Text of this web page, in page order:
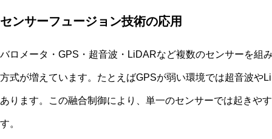
センサーフュージョン技術の応用
バロメータ・GPS・超音波・LiDARなど複数のセンサーを組
方式が増えています。たとえばGPSが弱い環境では超音波や
あります。この融合制御により、単一のセンサーでは起きや
す。